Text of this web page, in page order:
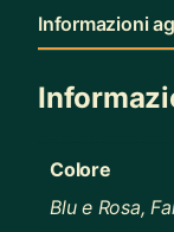
Informazioni
Colore
Blu e Rosa,